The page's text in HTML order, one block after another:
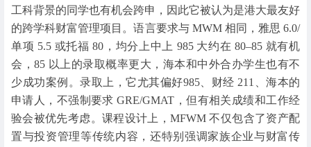
工科背景的同学也有机会跨申，因此它被认为是港大最友好
的跨学科财富管理项目。语言要求与 MWM 相同，雅思 6.0/
单项 5.5 或托福 80，均分上中上 985 大约在 80–85 就有机
会，85 以上的录取概率更大，海本和中外合办学生也有不
少成功案例。录取上，它尤其偏好985、财经 211、海本的
申请人，不强制要求 GRE/GMAT，但有相关成绩和工作经
验会被优先考虑。课程设计上，MFWM 不仅包含了资产配
置与投资管理等传统内容，还特别强调家族企业与财富传